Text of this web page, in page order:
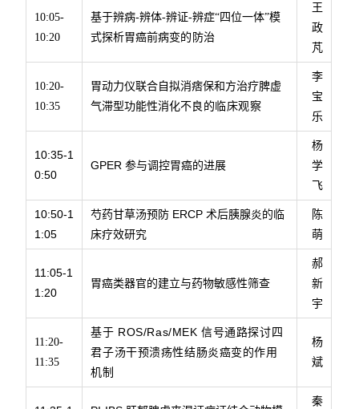
10:05-
10:20
基于辨病-辨体-辨证-辨症“四位一体”模
式探析胃癌前病变的防治
王
政
芃
10:20-
10:35
胃动力仪联合自拟消痞保和方治疗脾虚
气滞型功能性消化不良的临床观察
李
宝
乐
10:35-1
0:50
GPER 参与调控胃癌的进展
杨
学
飞
10:50-1
1:05
芍药甘草汤预防 ERCP 术后胰腺炎的临
床疗效研究
陈
萌
11:05-1
1:20
胃癌类器官的建立与药物敏感性筛查
郝
新
宇
11:20-
11:35
基于 ROS/Ras/MEK 信号通路探讨四
君子汤干预溃疡性结肠炎癌变的作用
机制
杨
斌
秦